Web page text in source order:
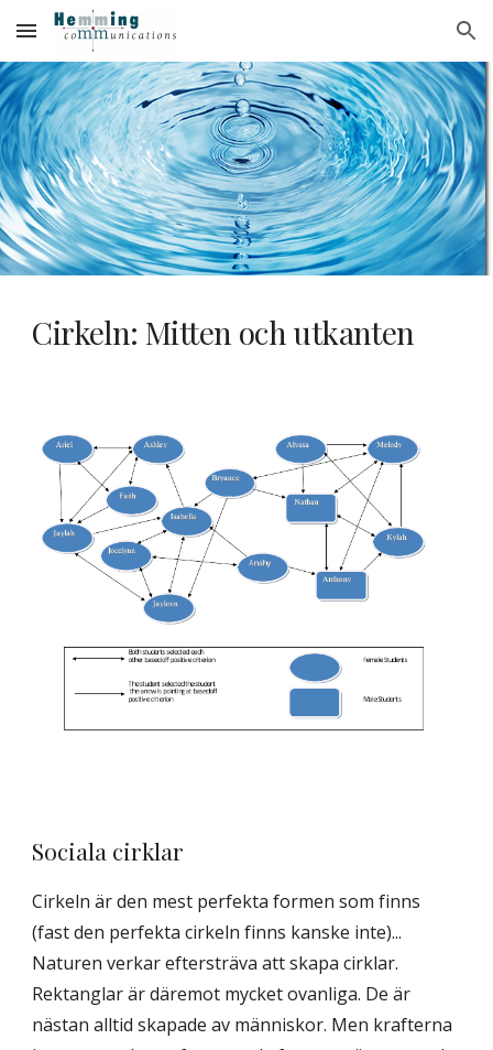
Skip to main content Skip to navigation
Cirkeln: Mitten och utkanten
Sociala cirklar
Cirkeln är den mest perfekta formen som finns
(fast den perfekta cirkeln finns kanske inte)...
Naturen verkar eftersträva att skapa cirklar.
Rektanglar är däremot mycket ovanliga. De är
nästan alltid skapade av människor. Men krafterna